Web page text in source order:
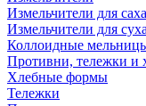
Измельчители для
Измельчители для
Коллоидные
Противни, тележки и
Хлебные формы
Тележки